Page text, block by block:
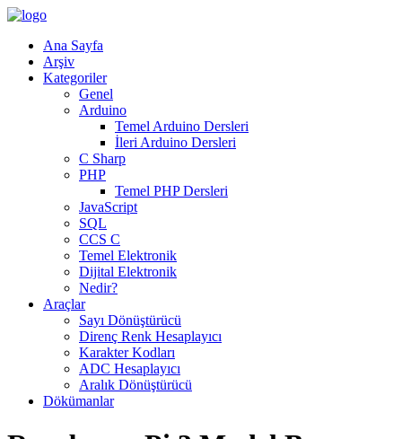
Ana Sayfa
Arşiv
Kategoriler
Genel
Arduino
Temel Arduino Dersleri
İleri Arduino Dersleri
C Sharp
PHP
Temel PHP Dersleri
JavaScript
SQL
CCS C
Temel Elektronik
Dijital Elektronik
Nedir?
Araçlar
Sayı Dönüştürücü
Direnç Renk Hesaplayıcı
Karakter Kodları
ADC Hesaplayıcı
Aralık Dönüştürücü
Dökümanlar